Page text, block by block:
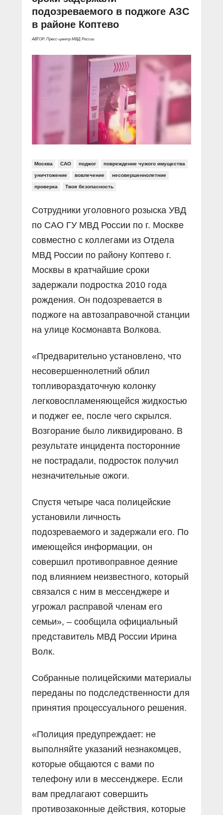
подозреваемого в поджоге АЗС
в районе Коптево
АВТОР: Пресс-центр МВД России
Москва САО поджог повреждение чужого имущества
уничтожение вовлечение несовершеннолетние
проверка Твоя безопасность
Сотрудники уголовного розыска УВД
по САО ГУ МВД России по г. Москве
совместно с коллегами из Отдела
МВД России по району Коптево г.
Москвы в кратчайшие сроки
задержали подростка 2010 года
рождения. Он подозревается в
поджоге на автозаправочной станции
на улице Космонавта Волкова.
«Предварительно установлено, что
несовершеннолетний облил
топливораздаточную колонку
легковоспламеняющейся жидкостью
и поджег ее, после чего скрылся.
Возгорание было ликвидировано. В
результате инцидента посторонние
не пострадали, подросток получил
незначительные ожоги.
Спустя четыре часа полицейские
установили личность
подозреваемого и задержали его. По
имеющейся информации, он
совершил противоправное деяние
под влиянием неизвестного, который
связался с ним в мессенджере и
угрожал расправой членам его
семьи», – сообщила официальный
представитель МВД России Ирина
Волк.
Собранные полицейскими материалы
переданы по подследственности для
принятия процессуального решения.
«Полиция предупреждает: не
выполняйте указаний незнакомцев,
которые общаются с вами по
телефону или в мессенджере. Если
вам предлагают совершить
противозаконные действия, которые